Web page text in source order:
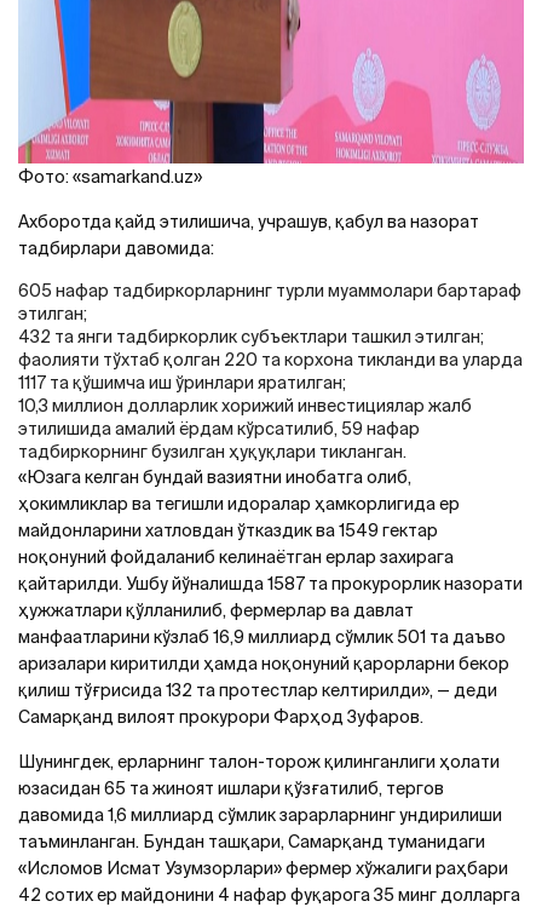
Фото: «samarkand.uz»
Ахборотда қайд этилишича, учрашув, қабул ва назорат
тадбирлари давомида:
605 нафар тадбиркорларнинг турли муаммолари бартараф
этилган;
432 та янги тадбиркорлик субъектлари ташкил этилган;
фаолияти тўхтаб қолган 220 та корхона тикланди ва уларда
1117 та қўшимча иш ўринлари яратилган;
10,3 миллион долларлик хорижий инвестициялар жалб
этилишида амалий ёрдам кўрсатилиб, 59 нафар
тадбиркорнинг бузилган ҳуқуқлари тикланган.
«Юзага келган бундай вазиятни инобатга олиб,
ҳокимликлар ва тегишли идоралар ҳамкорлигида ер
майдонларини хатловдан ўтказдик ва 1549 гектар
ноқонуний фойдаланиб келинаётган ерлар захирага
қайтарилди. Ушбу йўналишда 1587 та прокурорлик назорати
ҳужжатлари қўлланилиб, фермерлар ва давлат
манфаатларини кўзлаб 16,9 миллиард сўмлик 501 та даъво
аризалари киритилди ҳамда ноқонуний қарорларни бекор
қилиш тўғрисида 132 та протестлар келтирилди», — деди
Самарқанд вилоят прокурори Фарҳод Зуфаров.
Шунингдек, ерларнинг талон-торож қилинганлиги ҳолати
юзасидан 65 та жиноят ишлари қўзғатилиб, тергов
давомида 1,6 миллиард сўмлик зарарларнинг ундирилиши
таъминланган. Бундан ташқари, Самарқанд туманидаги
«Исломов Исмат Узумзорлари» фермер хўжалиги раҳбари
42 сотих ер майдонини 4 нафар фуқарога 35 минг долларга